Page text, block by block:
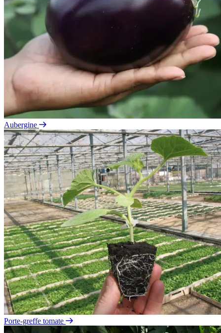
Aubergine
Porte-greffe tomate